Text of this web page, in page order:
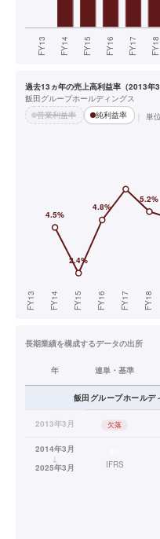
過去13ヵ年の売上高利益率（2013年
飯田グループホールディングス
営業利益率
純利益率 単
長期業績を構成するデータの出所
年 連単・基準
飯田グループホールデ
2013年3月 欠落
2014年3月
↓
2025年3月
IFRS